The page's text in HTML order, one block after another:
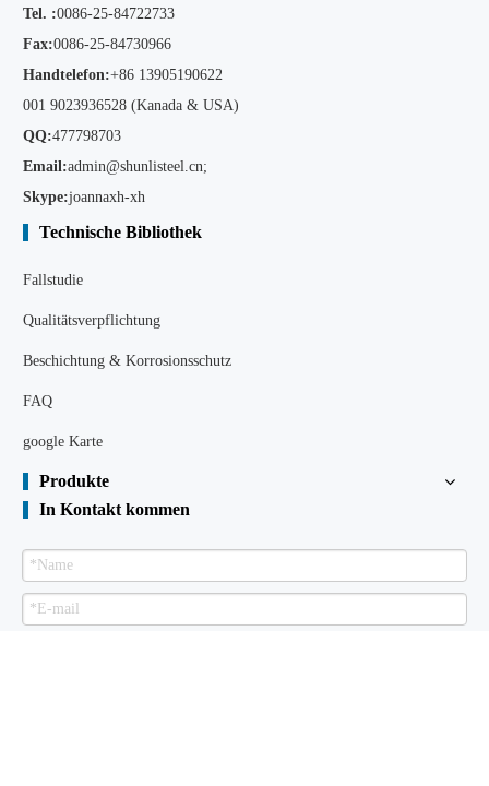
Tel. :0086-25-84722733
Fax:0086-25-84730966
Handtelefon:+86 13905190622
001 9023936528 (Kanada & USA)
QQ:477798703
Email:admin@shunlisteel.cn;
Skype:joannaxh-xh
Technische Bibliothek
Fallstudie
Qualitätsverpflichtung
Beschichtung & Korrosionsschutz
FAQ
google Karte
Produkte
In Kontakt kommen